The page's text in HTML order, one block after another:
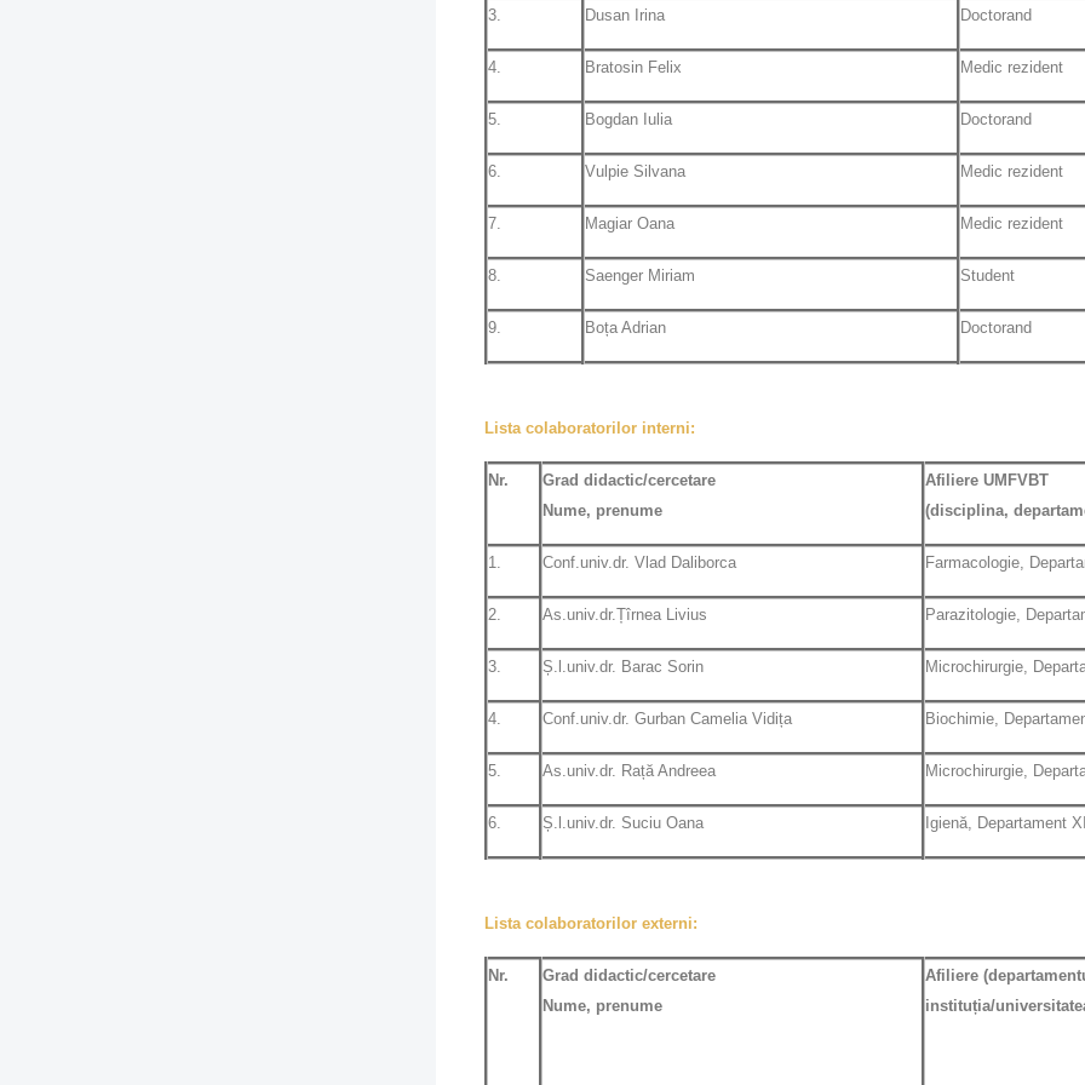
3. Dusan Irina Doctorand
4. Bratosin Felix Medic rezident
5. Bogdan Iulia Doctorand
6. Vulpie Silvana Medic rezident
7. Magiar Oana Medic rezident
8. Saenger Miriam Student
9. Boța Adrian Doctorand
Lista colaboratorilor interni:
Nr.
Grad didactic/cercetare
Nume, prenume
Afiliere UMFVBT
(disciplina,
1. Conf.univ.dr. Vlad Daliborca Farmacologie,
2. As.univ.dr.Țîrnea Livius Parazitologie,
3. Ș.l.univ.dr. Barac Sorin Microchirurgie,
4. Conf.univ.dr. Gurban Camelia Vidița Biochimie,
5. As.univ.dr. Rață Andreea Microchirurgie,
6. Ș.l.univ.dr. Suciu Oana Igienă, Departament
Lista colaboratorilor externi:
Nr.
Grad didactic/cercetare
Nume, prenume
Afiliere
instituția/